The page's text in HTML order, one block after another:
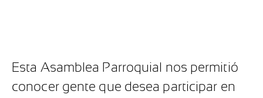
Esta Asamblea Parroquial nos permitió
conocer gente que desea participar en